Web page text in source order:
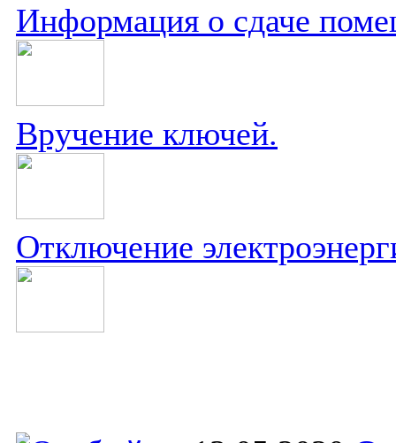
Информация о сдаче
Вручение ключей.
Отключение